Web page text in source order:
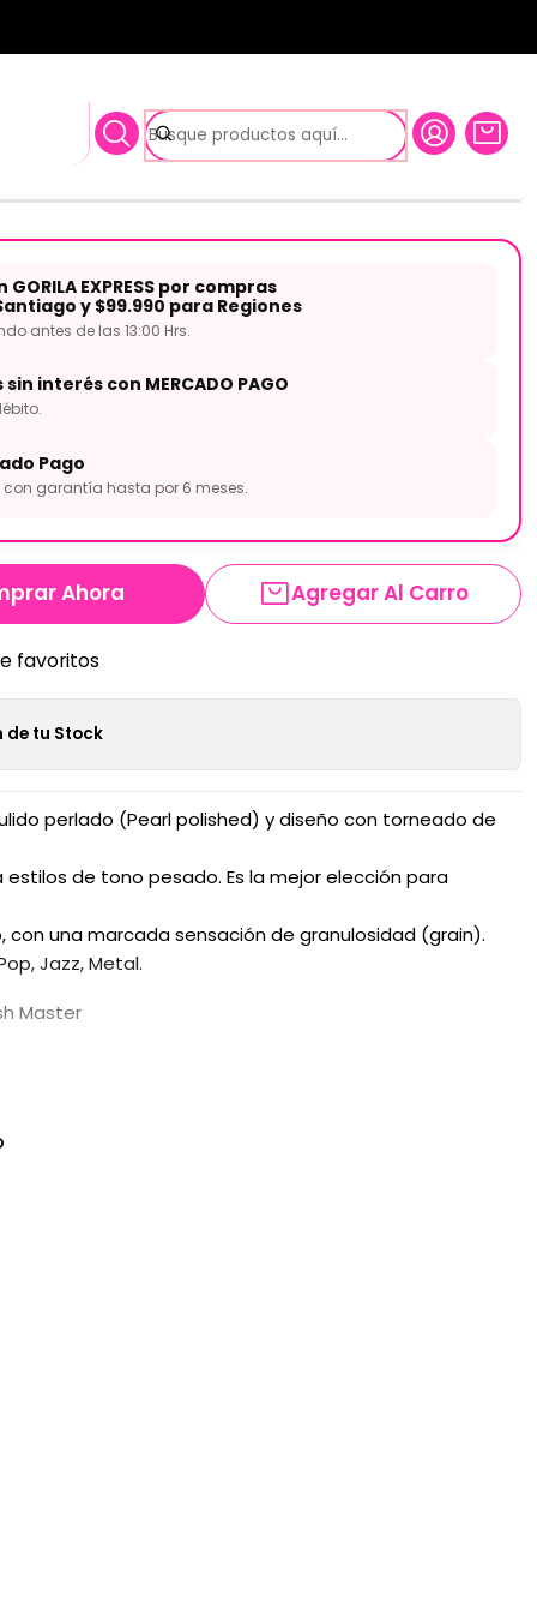
Master Series 18 Pulgadas
EXPRESS por compras
y $99.990 para Regiones
antes de las 13:00 Hrs.
interés con MERCADO PAGO
Pago
garantía hasta por 6 meses.
Agregar Al Carro
Ahora
favoritos
tu Stock
perlado (Pearl polished) y diseño con torneado de
de tono pesado. Es la mejor elección para
con una marcada sensación de granulosidad (grain).
Jazz, Metal.
Master